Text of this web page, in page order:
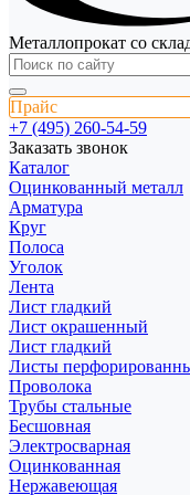
Металлопрокат со
Прайс
+7 (495) 260-54-59
Заказать звонок
Каталог
Оцинкованный металл
Арматура
Круг
Полоса
Уголок
Лента
Лист гладкий
Лист окрашенный
Лист гладкий
Листы
Проволока
Трубы стальные
Бесшовная
Электросварная
Оцинкованная
Нержавеющая